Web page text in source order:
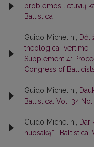
problemos lietuvių
Baltistica
Guido Michelini, Dėl
theologica“ vertime ,
Supplement 4:
Congress of
Guido Michelini,
Baltistica: Vol. 34
Guido Michelini, Dar
nuosaką“ , Baltistica: